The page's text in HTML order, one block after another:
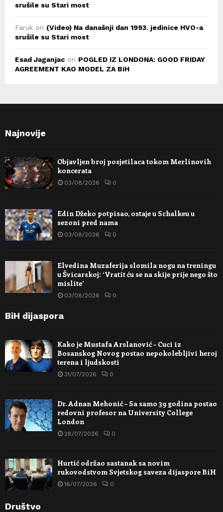
srušile su Stari most
Faruk on (Video) Na današnji dan 1993. jedinice HVO-a
srušile su Stari most
Esad Jaganjac on POGLED IZ LONDONA: GOOD FRIDAY
AGREEMENT KAO MODEL ZA BiH
Najnovije
Objavljen broj posjetilaca tokom Merlinovih
koncerata
03/08/2026 0
Edin Džeko potpisao, ostaje u Schalkeu u
sezoni pred nama
03/08/2026 0
Elvedina Muzaferija slomila nogu na treningu
u Švicarskoj: ‘Vratit ću se na skije prije nego što
mislite’
03/08/2026 0
BiH dijaspora
Kako je Mustafa Arslanović – Cuci iz
Bosanskog Novog postao nepokolebljivi heroj
terena i ljudskosti
31/07/2026 0
Dr. Adnan Mehonić – Sa samo 39 godina postao
redovni profesor na University College
London
28/07/2026 0
Hurtić održao sastanak sa novim
rukovodstvom Svjetskog saveza dijaspore BiH
16/07/2026 0
Društvo